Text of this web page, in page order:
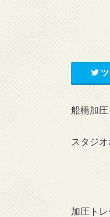
船橋加
スタジ
加圧ト